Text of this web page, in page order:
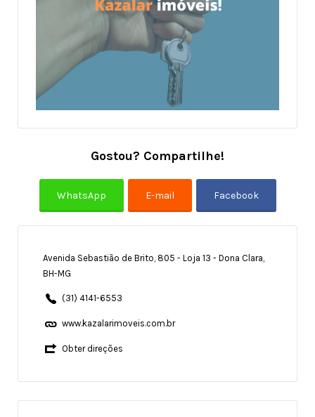
Gostou? Compartilhe!
Avenida Sebastião de Brito, 805 - Loja 13 - Dona Clara,
BH-MG
(31) 4141-6553
www.kazalarimoveis.com.br
Obter direções